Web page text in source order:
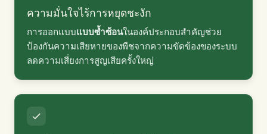
ความมั่นใจไร้การหยุดชะงัก
การออกแบบแบบซ้ำซ้อนในองค์ประกอบสำคัญช่วย
ป้องกันความเสียหายของพืชจากความขัดข้องของระบบ
ลดความเสี่ยงการสูญเสียครั้งใหญ่